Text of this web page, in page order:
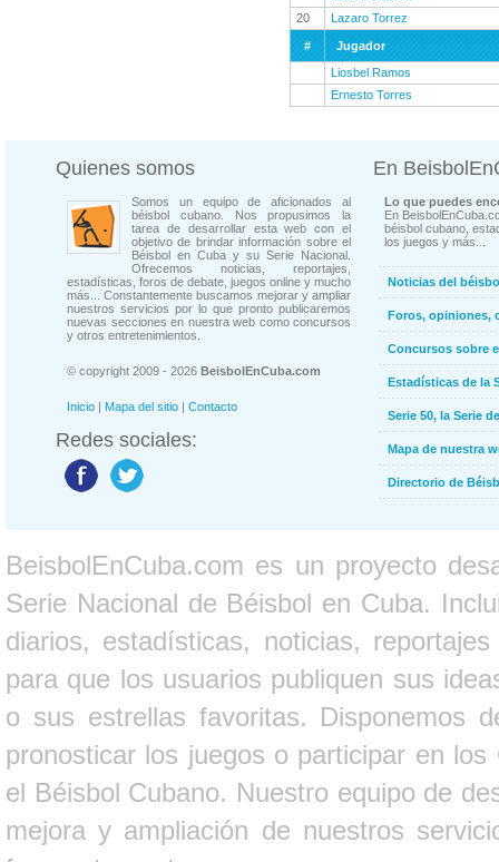
20
Lazaro Torrez
#
Jugador
Liosbel Ramos
Ernesto Torres
Quienes somos
Somos un equipo de aficionados al
béisbol cubano. Nos propusimos la
tarea de desarrollar esta web con el
objetivo de brindar información sobre el
Béisbol en Cuba y su Serie Nacional.
Ofrecemos noticias, reportajes,
estadísticas, foros de debate, juegos online y mucho
más... Constantemente buscamos mejorar y ampliar
nuestros servicios por lo que pronto publicaremos
nuevas secciones en nuestra web como concursos
y otros entretenimientos.
© copyright 2009 - 2026 BeisbolEnCuba.com
Inicio | Mapa del sitio | Contacto
Redes sociales:
En
Lo que puedes
En
béisbol cubano,
los juegos y más...
Noticias del
Foros, opiniones,
Concursos sobre
Estadísticas de la
Serie 50, la Serie
Mapa de nuestra
Directorio de
BeisbolEnCuba.com es un proyecto
Serie Nacional de Béisbol en Cuba.
diarios, estadísticas, noticias,
para que los usuarios publiquen sus
o sus estrellas favoritas. Disponemos
pronosticar los juegos o participar en
el Béisbol Cubano. Nuestro equipo de
mejora y ampliación de nuestros